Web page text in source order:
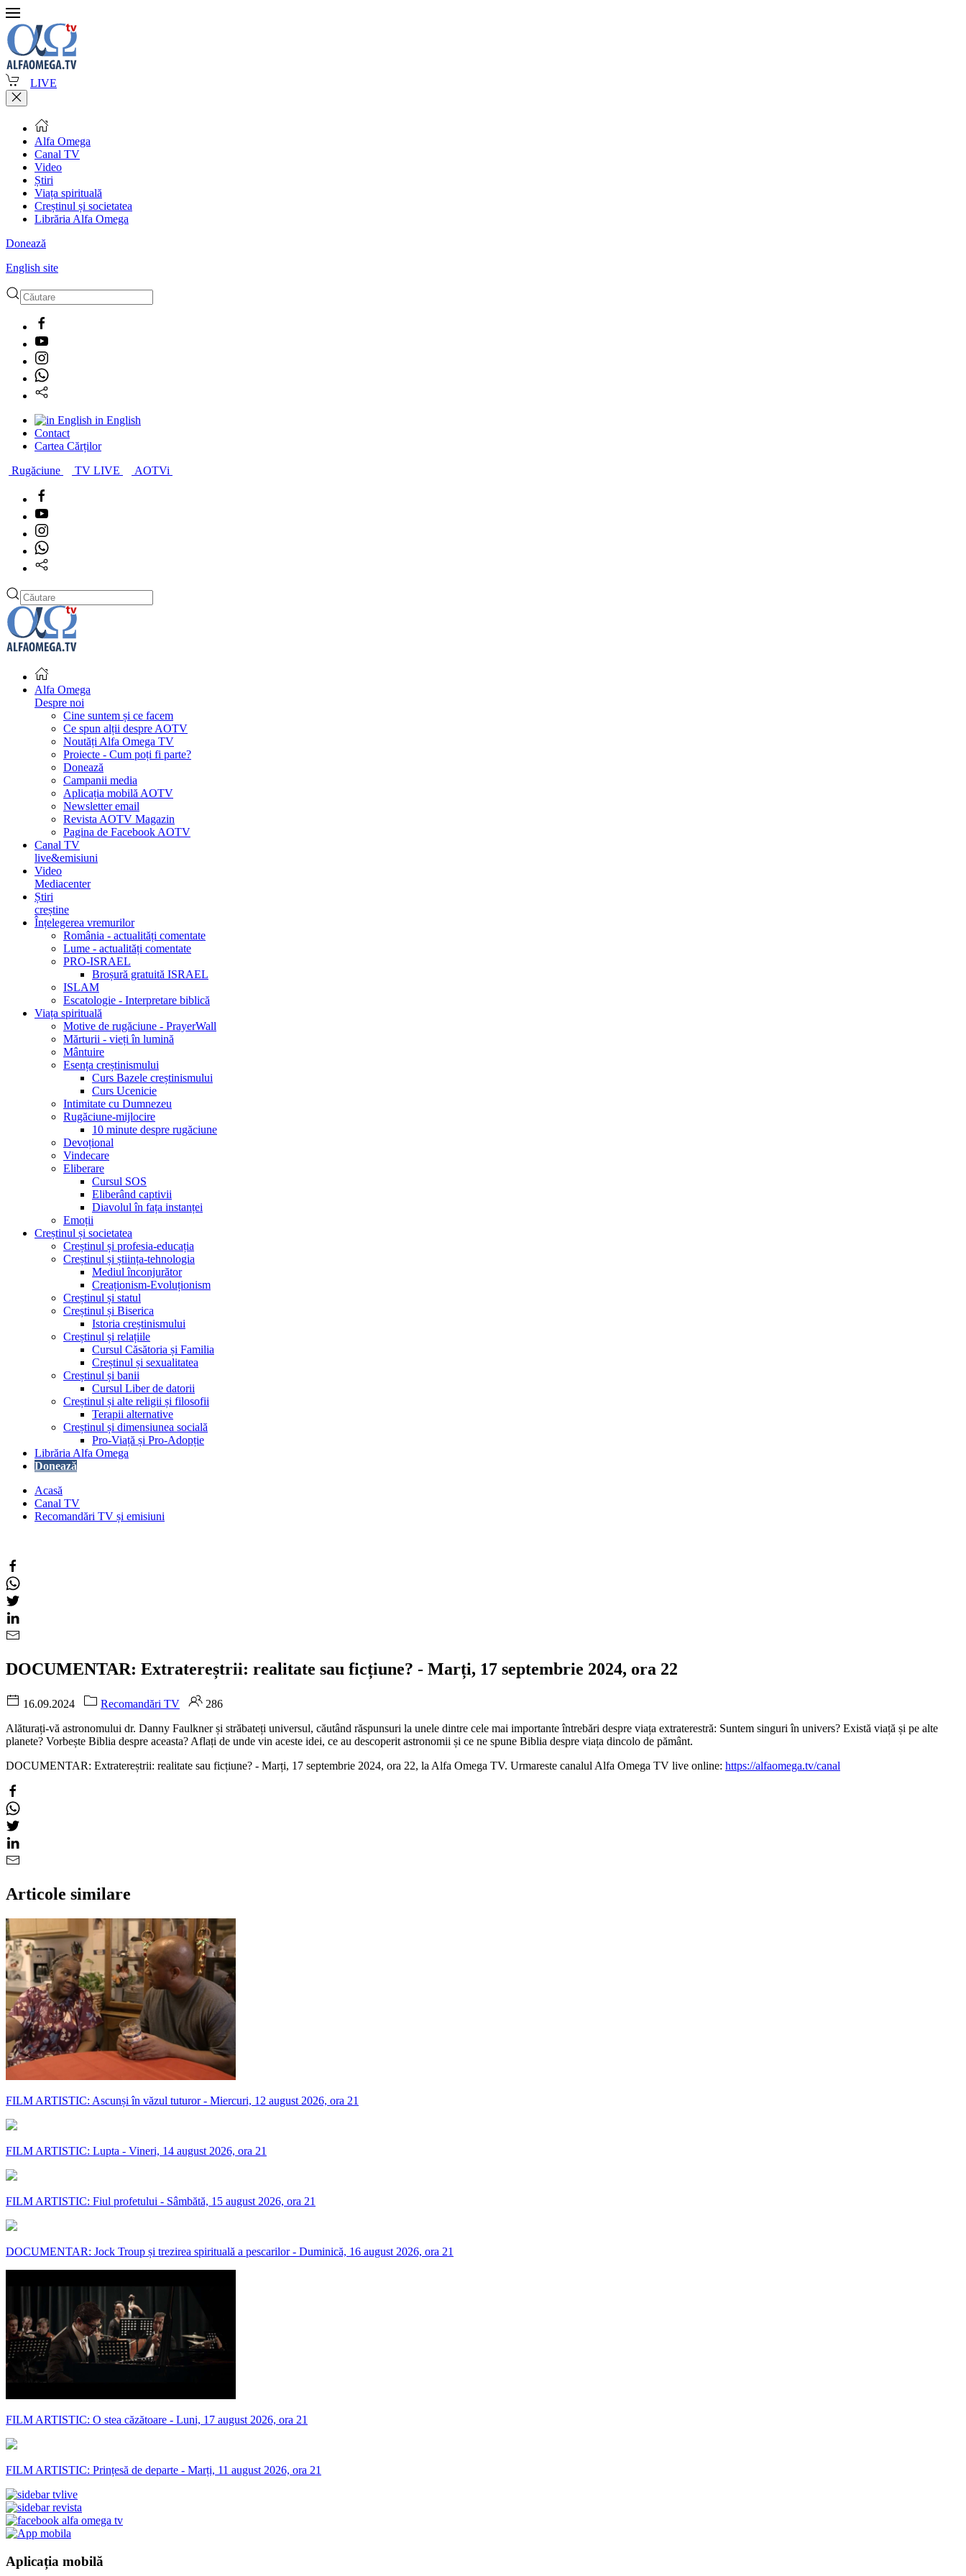
LIVE
Alfa Omega
Canal TV
Video
Știri
Viața spirituală
Creștinul și societatea
Librăria Alfa Omega
Donează
English site
for results.
in English
Contact
Cartea Cărților
Rugăciune
TV LIVE AOTVi
Type 2 or more characters
for results.
Alfa Omega
Despre noi
Cine suntem și ce facem
Ce spun alții despre AOTV
Noutăți Alfa Omega TV
Proiecte - Cum poți fi parte?
Donează
Campanii media
Aplicația mobilă AOTV
Newsletter email
Revista AOTV Magazin
Pagina de Facebook AOTV
Canal TV
live&emisiuni
Video
Mediacenter
Știri
creștine
Înțelegerea vremurilor
România - actualități comentate
Lume - actualități comentate
PRO-ISRAEL
Broșură gratuită ISRAEL
ISLAM
Escatologie - Interpretare biblică
Viața spirituală
Motive de rugăciune - PrayerWall
Mărturii - vieți în lumină
Mântuire
Esența creștinismului
Curs Bazele creștinismului
Curs Ucenicie
Intimitate cu Dumnezeu
Rugăciune-mijlocire
10 minute despre rugăciune
Devoțional
Vindecare
Eliberare
Cursul SOS
Eliberând captivii
Diavolul în fața instanței
Emoții
Creștinul și societatea
Creștinul și profesia-educația
Creștinul și știința-tehnologia
Mediul înconjurător
Creaționism-Evoluționism
Creștinul și statul
Creștinul și Biserica
Istoria creștinismului
Creștinul și relațiile
Cursul Căsătoria și Familia
Creștinul și sexualitatea
Creștinul și banii
Cursul Liber de datorii
Creștinul și alte religii și filosofii
Terapii alternative
Creștinul și dimensiunea socială
Pro-Viață și Pro-Adopție
Librăria Alfa Omega
Donează
Acasă
Canal TV
Recomandări TV și emisiuni
DOCUMENTAR: Extratereștrii: realitate sau ficțiune? - Marți, 17 septembrie 2024, ora 22
16.09.2024 Recomandări TV
286
Alăturați-vă astronomului dr. Danny Faulkner și străbateți universul, căutând răspunsuri la unele dintre cele mai importante întrebări despre viața extraterestră: Suntem singuri în univers? Există viață și pe alte
planete? Vorbește Biblia despre aceasta? Aflați de unde vin aceste idei, ce au descoperit astronomii și ce ne spune Biblia despre viața dincolo de pământ.
DOCUMENTAR: Extratereștrii: realitate sau ficțiune? - Marți, 17 septembrie 2024, ora 22, la Alfa Omega TV. Urmareste canalul Alfa Omega TV live online: https://alfaomega.tv/canal
Articole similare
FILM ARTISTIC: Ascunși în văzul tuturor - Miercuri, 12 august 2026, ora 21
FILM ARTISTIC: Lupta - Vineri, 14 august 2026, ora 21
FILM ARTISTIC: Fiul profetului - Sâmbătă, 15 august 2026, ora 21
DOCUMENTAR: Jock Troup și trezirea spirituală a pescarilor - Duminică, 16 august 2026, ora 21
FILM ARTISTIC: O stea căzătoare - Luni, 17 august 2026, ora 21
FILM ARTISTIC: Prințesă de departe - Marți, 11 august 2026, ora 21
Aplicația mobilă